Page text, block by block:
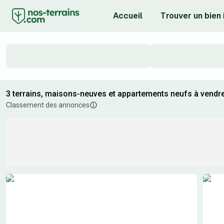
Accueil Trouver un
3 terrains, maisons-neuves et appartements neufs à
Classement des annonces
Résultats de recherche